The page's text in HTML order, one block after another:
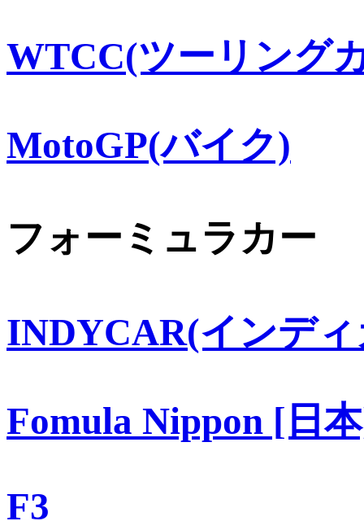
WTCC(ツーリング
MotoGP(バイク)
フォーミュラカー
INDYCAR(インデ
Fomula Nippon [日
F3